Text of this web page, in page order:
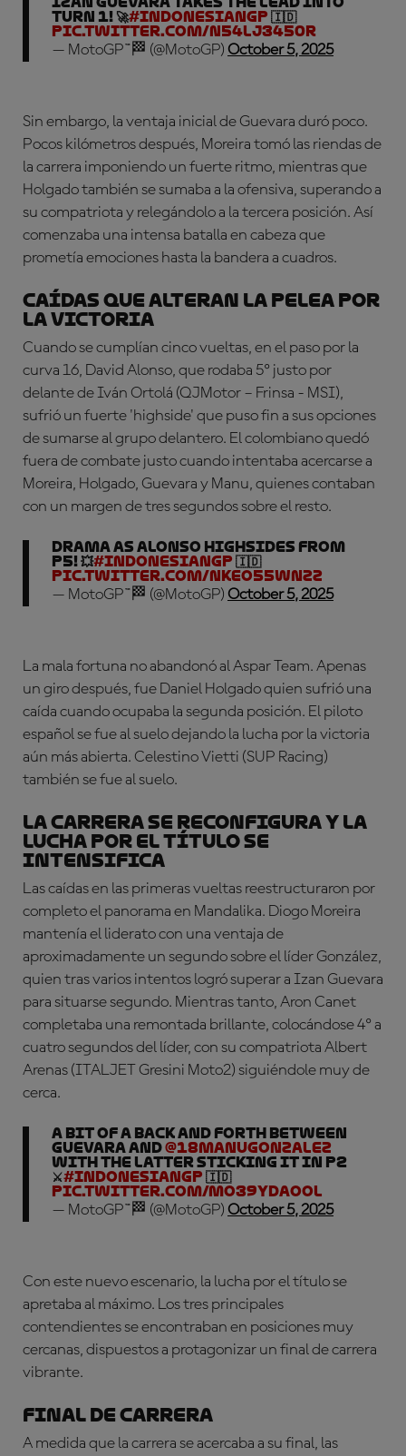
Turn 1! 🚀#IndonesianGP 🇮🇩
pic.twitter.com/N54Lj3450R
— MotoGP™🏁 (@MotoGP) October 5, 2025
Sin embargo, la ventaja inicial de Guevara duró poco.
Pocos kilómetros después, Moreira tomó las riendas de
la carrera imponiendo un fuerte ritmo, mientras que
Holgado también se sumaba a la ofensiva, superando a
su compatriota y relegándolo a la tercera posición. Así
comenzaba una intensa batalla en cabeza que
prometía emociones hasta la bandera a cuadros.
Caídas que alteran la pelea por
la victoria
Cuando se cumplían cinco vueltas, en el paso por la
curva 16, David Alonso, que rodaba 5º justo por
delante de Iván Ortolá (QJMotor – Frinsa - MSI),
sufrió un fuerte 'highside' que puso fin a sus opciones
de sumarse al grupo delantero. El colombiano quedó
fuera de combate justo cuando intentaba acercarse a
Moreira, Holgado, Guevara y Manu, quienes contaban
con un margen de tres segundos sobre el resto.
Drama as Alonso highsides from
P5! 💥#IndonesianGP 🇮🇩
pic.twitter.com/nkeO55wNZz
— MotoGP™🏁 (@MotoGP) October 5, 2025
La mala fortuna no abandonó al Aspar Team. Apenas
un giro después, fue Daniel Holgado quien sufrió una
caída cuando ocupaba la segunda posición. El piloto
español se fue al suelo dejando la lucha por la victoria
aún más abierta. Celestino Vietti (SUP Racing)
también se fue al suelo.
La carrera se reconfigura y la
lucha por el título se
intensifica
Las caídas en las primeras vueltas reestructuraron por
completo el panorama en Mandalika. Diogo Moreira
mantenía el liderato con una ventaja de
aproximadamente un segundo sobre el líder González,
quien tras varios intentos logró superar a Izan Guevara
para situarse segundo. Mientras tanto, Aron Canet
completaba una remontada brillante, colocándose 4º a
cuatro segundos del líder, con su compatriota Albert
Arenas (ITALJET Gresini Moto2) siguiéndole muy de
cerca.
A bit of a back and forth between
Guevara and@18ManuGonzalez
with the latter sticking it in P2
⚔️#IndonesianGP 🇮🇩
pic.twitter.com/MO39ydAOol
— MotoGP™🏁 (@MotoGP) October 5, 2025
Con este nuevo escenario, la lucha por el título se
apretaba al máximo. Los tres principales
contendientes se encontraban en posiciones muy
cercanas, dispuestos a protagonizar un final de carrera
vibrante.
Final de carrera
A medida que la carrera se acercaba a su final, las